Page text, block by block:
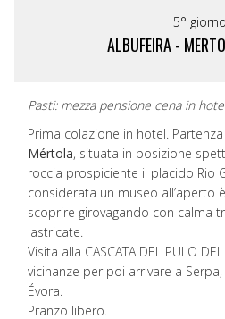
5° giorno
ALBUFEIRA -
Pasti: mezza pensione cena in
Prima colazione in hotel.
Mértola, situata in posizione
roccia prospiciente il placido Rio
considerata un museo all’aperto
scoprire girovagando con calma
lastricate.
Visita alla CASCATA DEL PULO
vicinanze per poi arrivare a
Évora.
Pranzo libero.